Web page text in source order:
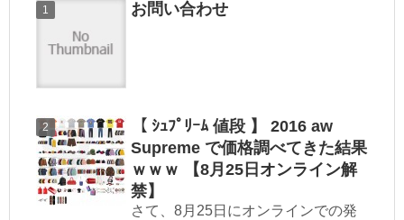
お問い合わせ
【 ｼｭﾌﾟﾘｰﾑ 値段 】 2016 aw
Supreme で価格調べてきた結果
ｗｗｗ 【8月25日オンライン解
禁】
さて、8月25日にオンラインでの発